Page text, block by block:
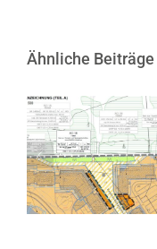
Ähnliche Beiträge
zur 1.
des
Nr. 3 in
Heiligenhafen